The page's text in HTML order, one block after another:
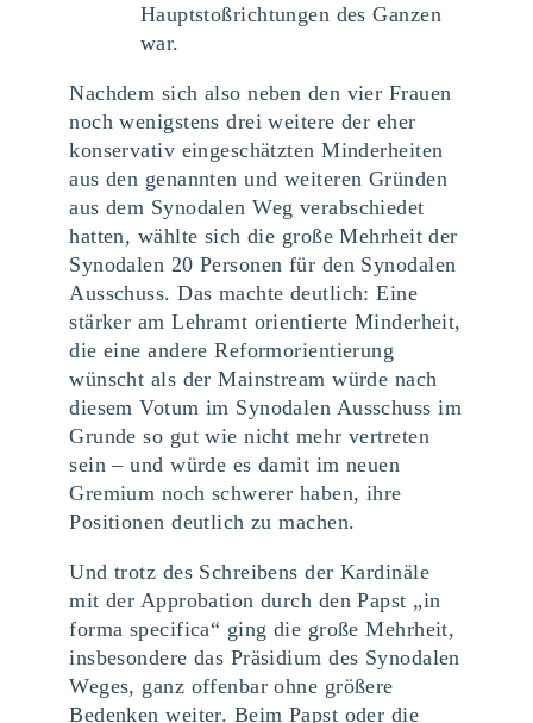
Hauptstoßrichtungen des Ganzen
war.
Nachdem sich also neben den vier Frauen
noch wenigstens drei weitere der eher
konservativ eingeschätzten Minderheiten
aus den genannten und weiteren Gründen
aus dem Synodalen Weg verabschiedet
hatten, wählte sich die große Mehrheit der
Synodalen 20 Personen für den Synodalen
Ausschuss. Das machte deutlich: Eine
stärker am Lehramt orientierte Minderheit,
die eine andere Reformorientierung
wünscht als der Mainstream würde nach
diesem Votum im Synodalen Ausschuss im
Grunde so gut wie nicht mehr vertreten
sein – und würde es damit im neuen
Gremium noch schwerer haben, ihre
Positionen deutlich zu machen.
Und trotz des Schreibens der Kardinäle
mit der Approbation durch den Papst „in
forma specifica“ ging die große Mehrheit,
insbesondere das Präsidium des Synodalen
Weges, ganz offenbar ohne größere
Bedenken weiter. Beim Papst oder die